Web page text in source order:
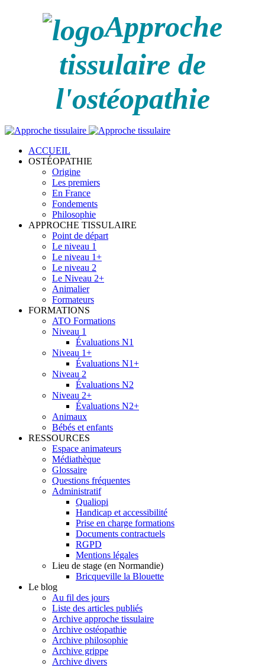
Approche
tissulaire de
l'ostéopathie
ACCUEIL
OSTÉOPATHIE
Origine
Les premiers
En France
Fondements
Philosophie
APPROCHE TISSULAIRE
Point de départ
Le niveau 1
Le niveau 1+
Le niveau 2
Le Niveau 2+
Animalier
Formateurs
FORMATIONS
ATO Formations
Niveau 1
Évaluations N1
Niveau 1+
Évaluations N1+
Niveau 2
Évaluations N2
Niveau 2+
Évaluations N2+
Animaux
Bébés et enfants
RESSOURCES
Espace animateurs
Médiathèque
Glossaire
Questions fréquentes
Administratif
Qualiopi
Handicap et accessibilité
Prise en charge formations
Documents contractuels
RGPD
Mentions légales
Lieu de stage (en Normandie)
Bricqueville la Blouette
Le blog
Au fil des jours
Liste des articles publiés
Archive approche tissulaire
Archive ostéopathie
Archive philosophie
Archive grippe
Archive divers